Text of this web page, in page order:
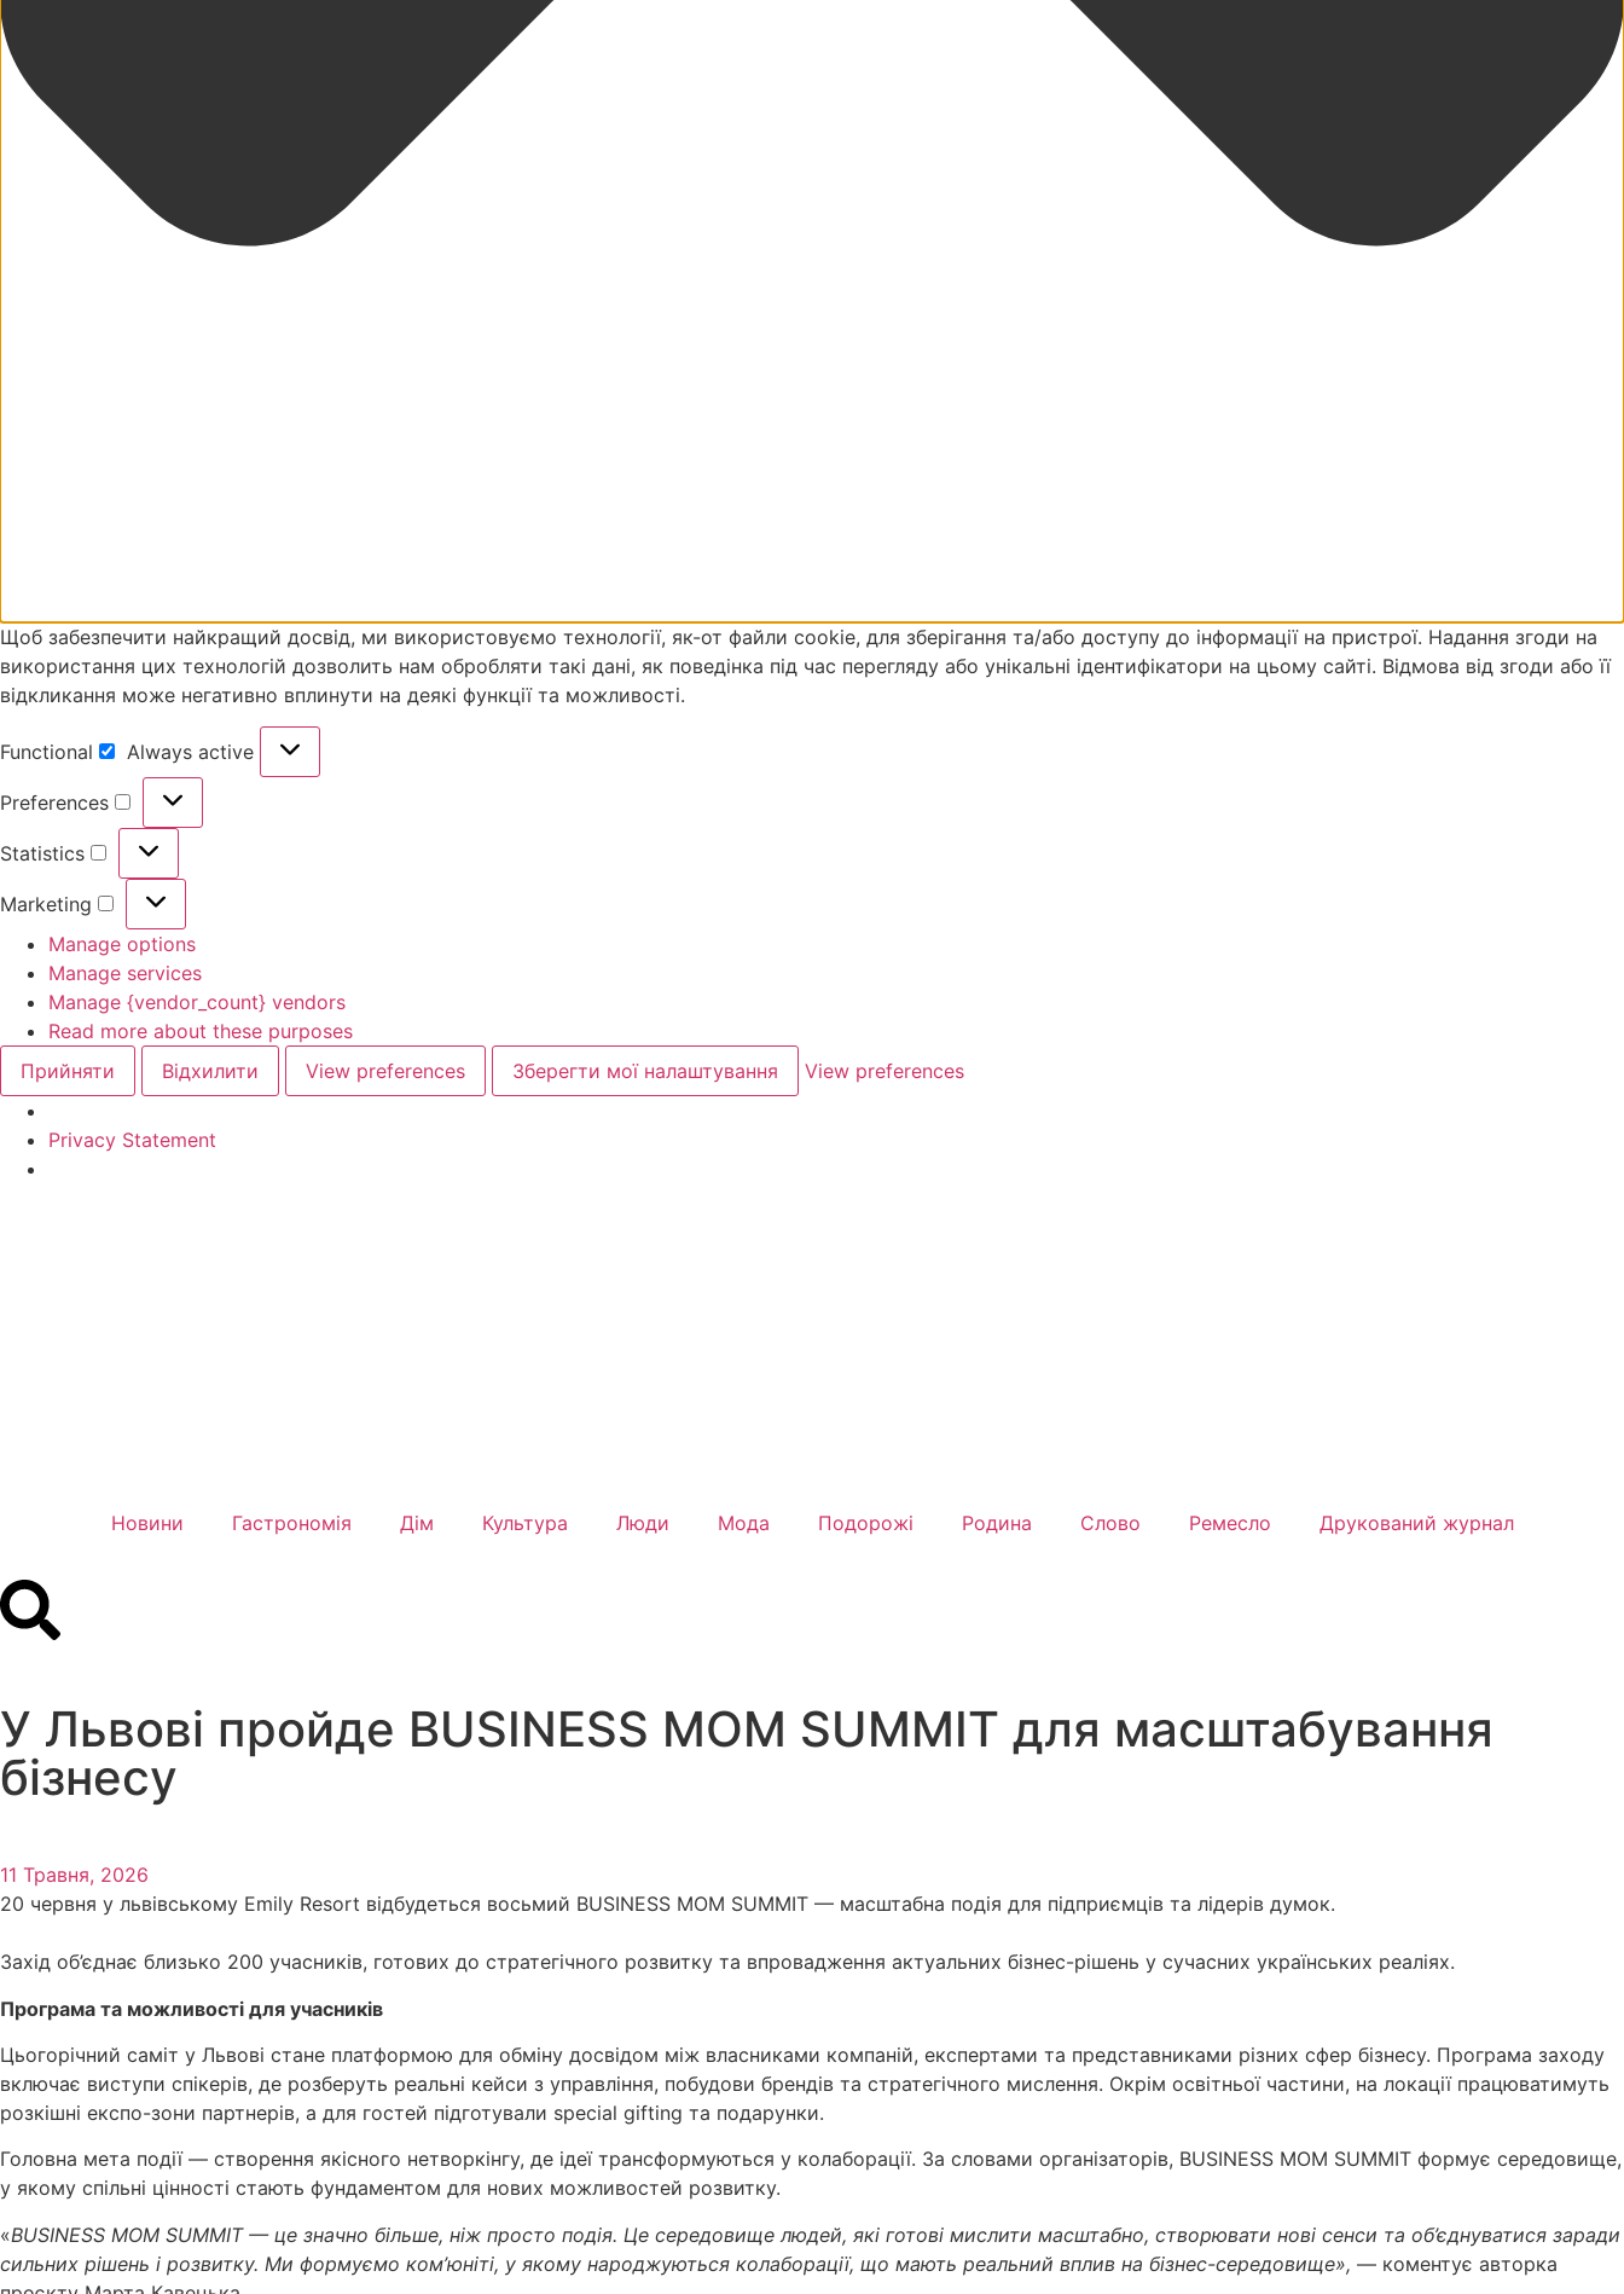
Щоб забезпечити найкращий досвід, ми використовуємо технології, як-от файли cookie, для зберігання та/або доступу до інформації на пристрої. Надання згоди на
використання цих технологій дозволить нам обробляти такі дані, як поведінка під час перегляду або унікальні ідентифікатори на цьому сайті. Відмова від згоди або її
відкликання може негативно вплинути на деякі функції та можливості.
Functional Always active
Preferences
Statistics
Marketing
Manage options
Manage services
Manage {vendor_count} vendors
Read more about these purposes
Прийняти
Відхилити View preferences Зберегти мої налаштування View preferences
Privacy Statement
Новини Гастрономія Дім Культура Люди Мода Подорожі Родина Слово Ремесло Друкований журнал
У Львові пройде BUSINESS MOM SUMMIT для масштабування
бізнесу
11 Травня, 2026
20 червня у львівському Emily Resort відбудеться восьмий BUSINESS MOM SUMMIT — масштабна подія для підприємців та лідерів думок.
Захід об’єднає близько 200 учасників, готових до стратегічного розвитку та впровадження актуальних бізнес-рішень у сучасних українських реаліях.
Програма та можливості для учасників
Цьогорічний саміт у Львові стане платформою для обміну досвідом між власниками компаній, експертами та представниками різних сфер бізнесу. Програма заходу
включає виступи спікерів, де розберуть реальні кейси з управління, побудови брендів та стратегічного мислення. Окрім освітньої частини, на локації працюватимуть
розкішні експо-зони партнерів, а для гостей підготували special gifting та подарунки.
Головна мета події — створення якісного нетворкінгу, де ідеї трансформуються у колаборації. За словами організаторів, BUSINESS MOM SUMMIT формує середовище,
у якому спільні цінності стають фундаментом для нових можливостей розвитку.
«BUSINESS MOM SUMMIT — це значно більше, ніж просто подія. Це середовище людей, які готові мислити масштабно, створювати нові сенси та об’єднуватися заради
сильних рішень і розвитку. Ми формуємо ком’юніті, у якому народжуються колаборації, що мають реальний вплив на бізнес-середовище», — коментує авторка